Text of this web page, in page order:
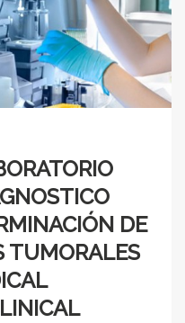
DE
TUMORALES